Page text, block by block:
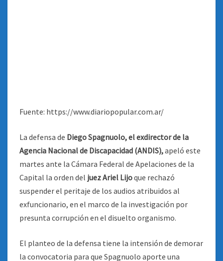
Fuente: https://www.diariopopular.com.ar/
La defensa de Diego Spagnuolo, el exdirector de la
Agencia Nacional de Discapacidad (ANDIS),apeló este
martes ante la Cámara Federal de Apelaciones de la
Capital la orden del juez Ariel Lijoque rechazó
suspender el peritaje de los audios atribuidos al
exfuncionario, en el marco de la investigación por
presunta corrupción en el disuelto organismo.
El planteo de la defensa tiene la intensión de demorar
la convocatoria para que Spagnuolo aporte una